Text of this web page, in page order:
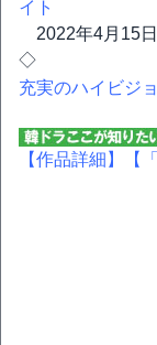
イト
2022年4月15
◇
充実のハイビジ
【作品詳細】 【